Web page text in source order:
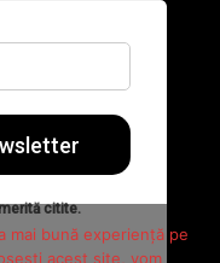
mai bună experiență pe
acest site, vom